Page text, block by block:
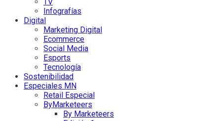
Infografías
Digital
Marketing Digital
Ecommerce
Social Media
Esports
Tecnología
Sostenibilidad
Especiales MN
Retail Especial
ByMarketeers
By Marketeers